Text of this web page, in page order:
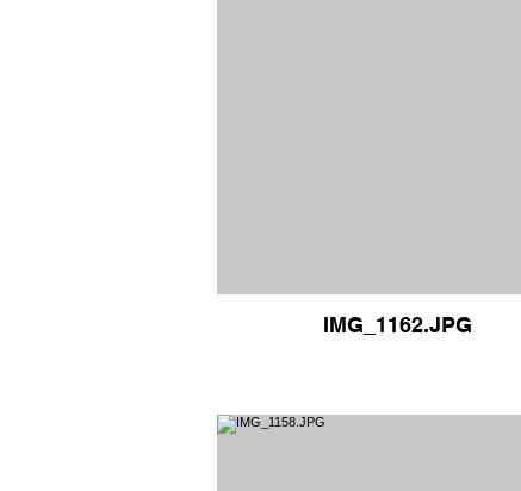
IMG_1162.JPG